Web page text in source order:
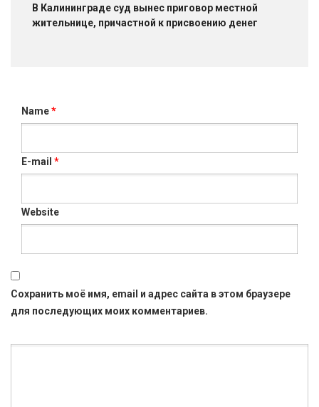
В Калининграде суд вынес приговор местной
жительнице, причастной к присвоению денег
Name*
E-mail *
Website
Сохранить моё имя, email и адрес сайта в этом браузере
для последующих моих комментариев.